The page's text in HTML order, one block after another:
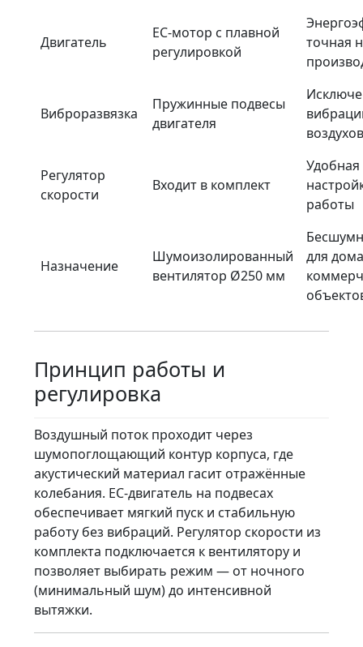
Двигатель
EC-мотор с плавной
регулировкой
точная
Виброразвязка
Пружинные подвесы
двигателя
Регулятор
скорости
Входит в комплект
работы
Назначение
Шумоизолированный
вентилятор Ø250 мм
для
Принцип работы и
регулировка
Воздушный поток проходит через
шумопоглощающий контур корпуса, где
акустический материал гасит отражённые
колебания. EC-двигатель на подвесах
обеспечивает мягкий пуск и стабильную
работу без вибраций. Регулятор скорости из
комплекта подключается к вентилятору и
позволяет выбирать режим — от ночного
(минимальный шум) до интенсивной
вытяжки.